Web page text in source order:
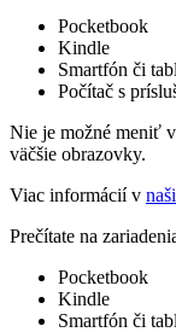
Pocketbook
Kindle
Smartfón či
Počítač s
Nie je možné meniť
väčšie obrazovky.
Viac informácií v
Prečítate na
Pocketbook
Kindle
Smartfón či